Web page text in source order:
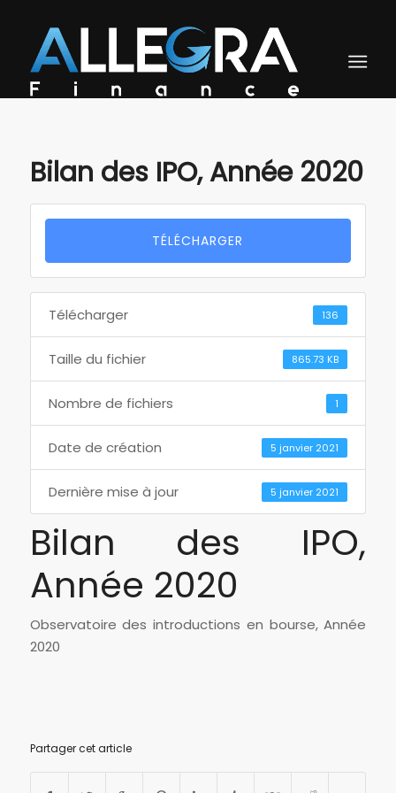
Bilan des IPO, Année 2020
TÉLÉCHARGER
Télécharger 136
Taille du fichier 865.73 KB
Nombre de fichiers 1
Date de création 5 janvier 2021
Dernière mise à jour 5 janvier 2021
Bilan des IPO,
Année 2020
Observatoire des introductions en bourse, Année
2020
Partager cet article